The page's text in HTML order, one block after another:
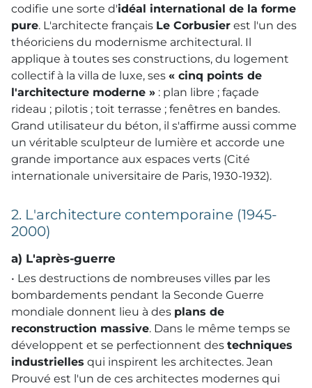
codifie une sorte d'idéal international de la forme
pure. L'architecte français Le Corbusier est l'un des
théoriciens du modernisme architectural. Il
applique à toutes ses constructions, du logement
collectif à la villa de luxe, ses « cinq points de
l'architecture moderne » : plan libre ; façade
rideau ; pilotis ; toit terrasse ; fenêtres en bandes.
Grand utilisateur du béton, il s'affirme aussi comme
un véritable sculpteur de lumière et accorde une
grande importance aux espaces verts (Cité
internationale universitaire de Paris, 1930-1932).
2. L'architecture contemporaine (1945-
2000)
a) L'après-guerre
• Les destructions de nombreuses villes par les
bombardements pendant la Seconde Guerre
mondiale donnent lieu à des plans de
reconstruction massive. Dans le même temps se
développent et se perfectionnent des techniques
industrielles qui inspirent les architectes. Jean
Prouvé est l'un de ces architectes modernes qui